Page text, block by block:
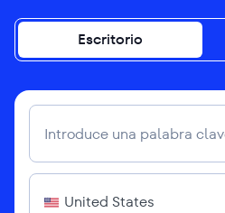
Escritorio
United States